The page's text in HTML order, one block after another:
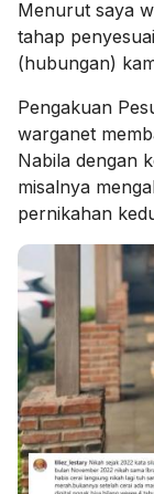
Menurut saya
tahap
(hubungan)
Pengakuan
warganet
Nabila dengan
misalnya
pernikahan